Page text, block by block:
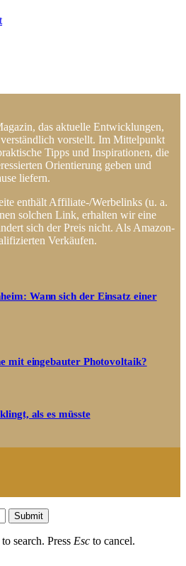
das aktuelle Entwicklungen,
vorstellt. Im Mittelpunkt
Tipps und Inspirationen, die
Orientierung geben und
liefern.
enthält Affiliate-/Werbelinks (u. a.
solchen Link, erhalten wir eine
sich der Preis nicht. Als Amazon-
Verkäufen.
Wann sich der Einsatz einer
mit eingebauter Photovoltaik?
als es müsste
Submit
to search. Press Esc to cancel.